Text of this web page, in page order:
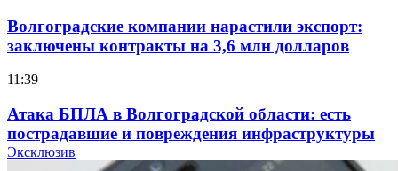
Волгоградские компании нарастили экспорт:
заключены контракты на 3,6 млн долларов
11:39
Атака БПЛА в Волгоградской области: есть
пострадавшие и повреждения инфраструктуры
Эксклюзив